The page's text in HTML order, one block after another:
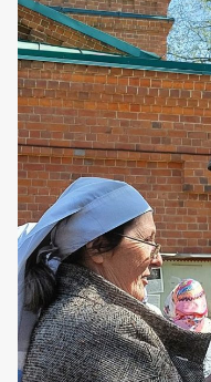
Контакты